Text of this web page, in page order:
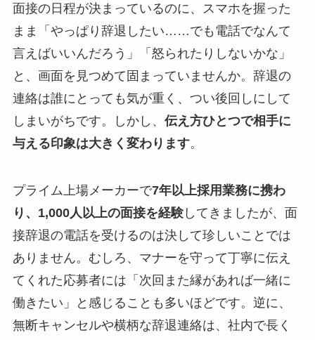
面接の日程が決まっているのに、スマホを握った
まま「やっぱり辞退したい……でも電話でなんて
言えばいいんだろう」「怒られたりしないかな」
と、画面を見つめて固まっていませんか。辞退の
連絡は誰にとっても気が重く、つい後回しにして
しまいがちです。しかし、 伝え方ひとつで相手に
与える印象は大きく変わります。
プライム上場メーカーで7年以上採用業務に携わ
り、1,000人以上の面接を経験してきましたが、面
接辞退の電話を受けるのは決して珍しいことでは
ありません。むしろ、マナーを守って丁寧に伝え
てくれた応募者には「次回また縁があれば一緒に
働きたい」と感じることも多いほどです。逆に、
無断キャンセルや横柄な辞退連絡は、社内で長く